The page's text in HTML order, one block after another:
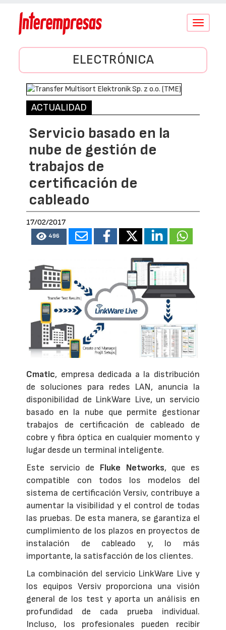
Conmutar
ELECTRÓNICA
ACTUALIDAD
Servicio basado en la
nube de gestión de
trabajos de
certificación de
cableado
17/02/2017
496
Cmatic, empresa dedicada a la distribución
de soluciones para redes LAN, anuncia la
disponibilidad de LinkWare Live, un servicio
basado en la nube que permite gestionar
trabajos de certificación de cableado de
cobre y fibra óptica en cualquier momento y
lugar desde un terminal inteligente.
Este servicio de Fluke Networks, que es
compatible con todos los modelos del
sistema de certificación Versiv, contribuye a
aumentar la visibilidad y el control de todas
las pruebas. De esta manera, se garantiza el
cumplimiento de los plazos en proyectos de
instalación de cableado y, lo más
importante, la satisfacción de los clientes.
La combinación del servicio LinkWare Live y
los equipos Versiv proporciona una visión
general de los test y aporta un análisis en
profundidad de cada prueba individual.
Incluso, los profesionales pueden recibir